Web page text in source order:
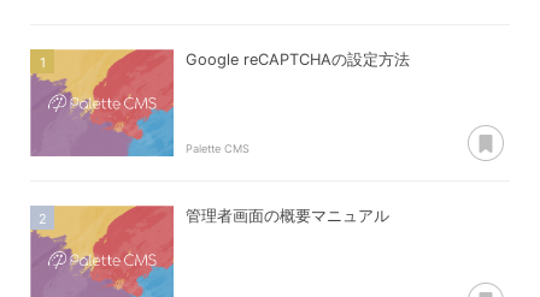
Google reCAPTCHAの設定方法
Palette CMS
管理者画面の概要マニュアル